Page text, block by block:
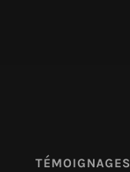
TÉMOIGNAGES